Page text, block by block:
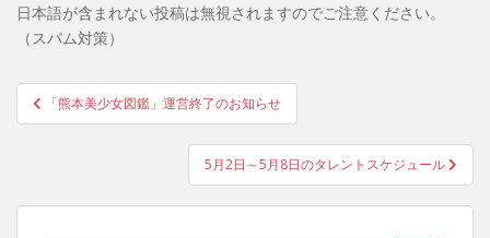
日本語が含まれない投稿は無視されますのでご注意ください。
（スパム対策）
投
稿
ゲ
「熊本美少女図鑑」運営終了のお知らせ
5月2日～5月8日のタレントスケジュール